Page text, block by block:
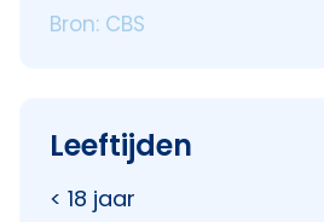
Bron: CBS
Leeftijden
< 18 jaar